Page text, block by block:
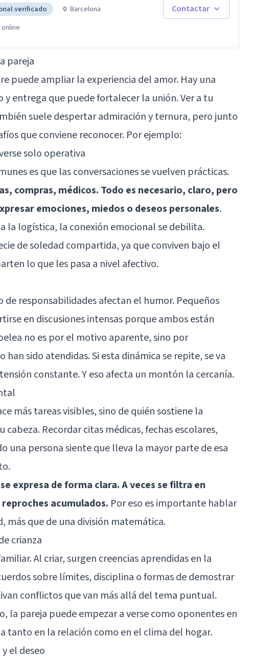
verificado
Barcelona
Contactar
pareja
puede ampliar la experiencia del amor. Hay una
y entrega que puede fortalecer la unión. Ver a tu
suele despertar admiración y ternura, pero junto
que conviene reconocer. Por ejemplo:
solo operativa
es que las conversaciones se vuelven prácticas.
compras, médicos. Todo es necesario, claro, pero
emociones, miedos o deseos personales.
la logística, la conexión emocional se debilita.
de soledad compartida, ya que conviven bajo el
lo que les pasa a nivel afectivo.
de responsabilidades afectan el humor. Pequeños
en discusiones intensas porque ambos están
no es por el motivo aparente, sino por
han sido atendidas. Si esta dinámica se repite, se va
constante. Y eso afecta un montón la cercanía.
más tareas visibles, sino de quién sostiene la
cabeza. Recordar citas médicas, fechas escolares,
una persona siente que lleva la mayor parte de esa
expresa de forma clara. A veces se filtra en
acumulados. Por eso es importante hablar
más que de una división matemática.
crianza
Al criar, surgen creencias aprendidas en la
sobre límites, disciplina o formas de demostrar
conflictos que van más allá del tema puntual.
la pareja puede empezar a verse como oponentes en
tanto en la relación como en el clima del hogar.
el deseo